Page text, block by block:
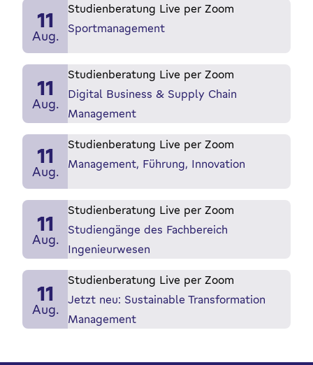
11
Aug.
Studienberatung Live per Zoom
Sportmanagement
11
Aug.
Studienberatung Live per Zoom
Digital Business & Supply Chain
Management
11
Aug.
Studienberatung Live per Zoom
Management, Führung, Innovation
11
Aug.
Studienberatung Live per Zoom
Studiengänge des Fachbereich
Ingenieurwesen
11
Aug.
Studienberatung Live per Zoom
Jetzt neu: Sustainable Transformation
Management